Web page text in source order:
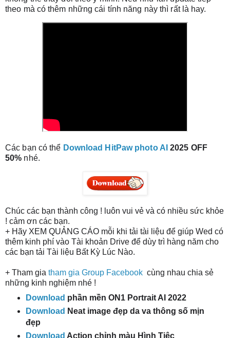
theo mà có thêm những cái tính năng này thì rất là hay.
Các bạn có thể Download HitPaw photo AI 2025 OFF
50% nhé.
Chúc các bạn thành công ! luôn vui vẻ và có nhiều sức khỏe
! cảm ơn các bạn.
+ Hãy XEM QUẢNG CÁO mỗi khi tải tài liệu để giúp Wed có
thêm kinh phí vào Tài khoản Drive để dùy trì hàng năm cho
các bạn tải Tài liệu Bất Kỳ Lúc Nào.
+ Tham gia tham gia Group Facebook cùng nhau chia sẻ
những kinh nghiệm nhé !
Download phần mền ON1 Portrait AI 2022
Download Neat image đẹp da va thông số mịn
đẹp
Download Action chỉnh màu Hình Tiệc